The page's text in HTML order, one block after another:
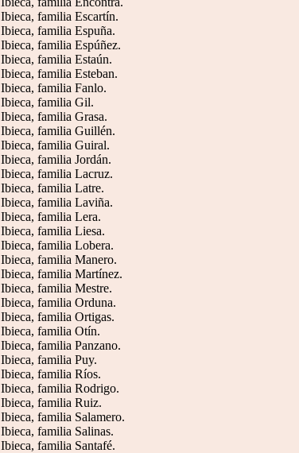
Ibieca, familia Escartín.
Ibieca, familia Espuña.
Ibieca, familia Espúñez.
Ibieca, familia Estaún.
Ibieca, familia Esteban.
Ibieca, familia Fanlo.
Ibieca, familia Gil.
Ibieca, familia Grasa.
Ibieca, familia Guillén.
Ibieca, familia Guiral.
Ibieca, familia Jordán.
Ibieca, familia Lacruz.
Ibieca, familia Latre.
Ibieca, familia Laviña.
Ibieca, familia Lera.
Ibieca, familia Liesa.
Ibieca, familia Lobera.
Ibieca, familia Manero.
Ibieca, familia Martínez.
Ibieca, familia Mestre.
Ibieca, familia Orduna.
Ibieca, familia Ortigas.
Ibieca, familia Otín.
Ibieca, familia Panzano.
Ibieca, familia Puy.
Ibieca, familia Ríos.
Ibieca, familia Rodrigo.
Ibieca, familia Ruiz.
Ibieca, familia Salamero.
Ibieca, familia Salinas.
Ibieca, familia Santafé.